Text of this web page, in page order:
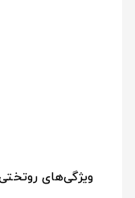
ویژگی‌های